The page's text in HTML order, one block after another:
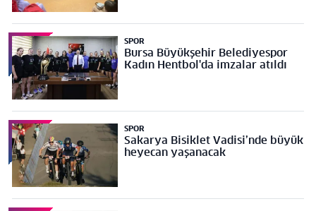
SPOR
Bursa Büyükşehir Belediyespor
Kadın Hentbol'da imzalar atıldı
SPOR
Sakarya Bisiklet Vadisi’nde büyük
heyecan yaşanacak